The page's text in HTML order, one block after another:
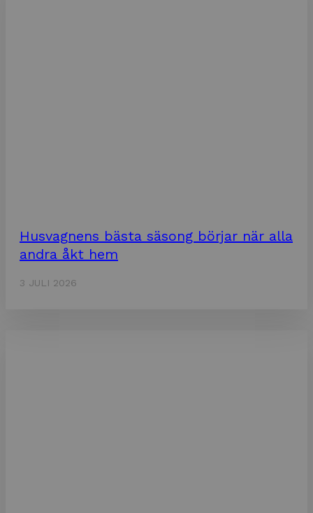
Husvagnens bästa säsong börjar när alla
andra åkt hem
3 JULI 2026